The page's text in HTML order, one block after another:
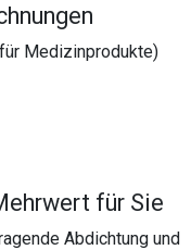
Medizinprodukte)
für Sie
Abdichtung und